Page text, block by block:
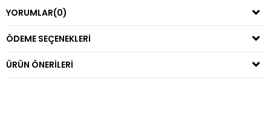
YORUMLAR(0)
ÖDEME SEÇENEKLERI
ÜRÜN ÖNERILERI